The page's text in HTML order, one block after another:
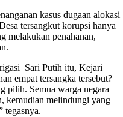
kasus dugaan alokasi
tersangkut korupsi hanya
melakukan penahanan,
Sari Putih itu, Kejari
empat tersangka tersebut?
pilih. Semua warga negara
kemudian melindungi yang
tegasnya.